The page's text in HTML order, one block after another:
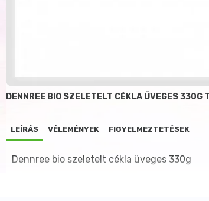
DENNREE BIO SZELETELT CÉKLA ÜVEGES 330G
LEÍRÁS VÉLEMÉNYEK FIGYELMEZTETÉSEK
Dennree bio szeletelt cékla üveges 330g